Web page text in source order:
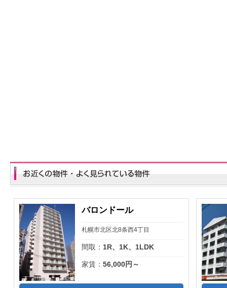
バロンドール
札幌市北区北8条西4丁目
間取： 1R、1K、1LDK
家賃：56,000円～